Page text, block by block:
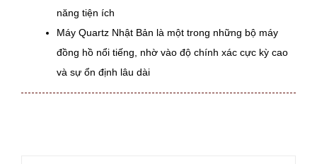
năng tiện ích
Máy Quartz Nhật Bản là một trong những bộ máy
đồng hồ nổi tiếng, nhờ vào độ chính xác cực kỳ cao
và sự ổn định lâu dài